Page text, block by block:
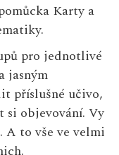
Karty a
pro jednotlivé
jasným
příslušné učivo,
si objevování. Vy
A to vše ve velmi